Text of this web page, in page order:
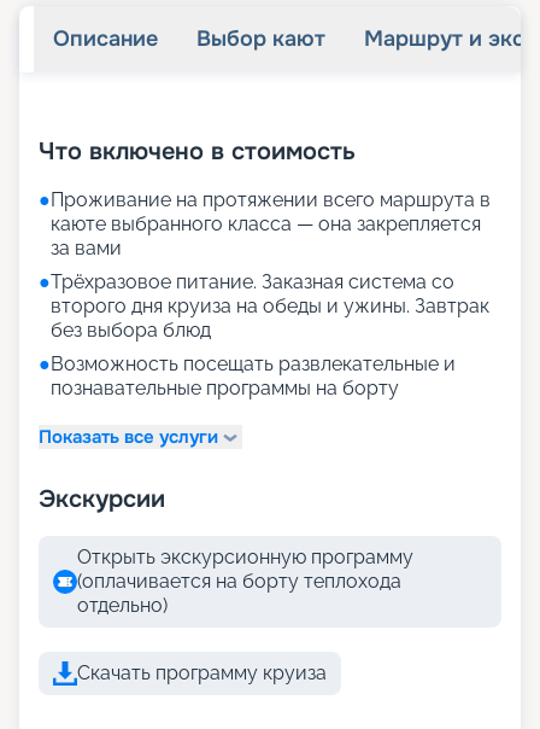
Описание Выбор кают Маршрут и
Что включено в стоимость
●Проживание на протяжении всего маршрута в
каюте выбранного класса — она закрепляется
за вами
●Трёхразовое питание. Заказная система со
второго дня круиза на обеды и ужины. Завтрак
без выбора блюд
●Возможность посещать развлекательные и
познавательные программы на борту
Показать все услуги
Экскурсии
Открыть экскурсионную программу
(оплачивается на борту теплохода
отдельно)
Скачать программу круиза